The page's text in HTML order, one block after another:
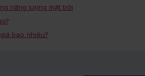
năng lượng mặt trời
bao nhiêu?